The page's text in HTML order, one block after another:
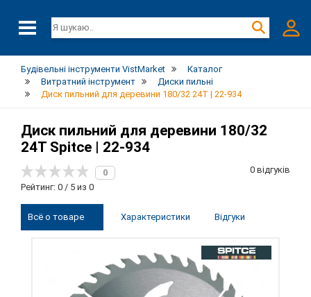
Будівельні інструменти VistMarket
Каталог
Витратний інструмент
Диски пильні
Диск пильний для деревини 180/32 24T | 22-934
Диск пильний для деревини 180/32
24T Spitce | 22-934
0
Рейтинг: 0 / 5 из 0
0 відгуків
Всё о товаре Характеристики Відгуки